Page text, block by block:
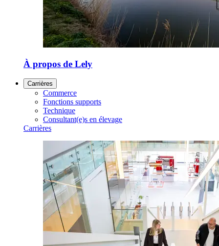
À propos de Lely
Carrières
Commerce
Fonctions supports
Technique
Consultant(e)s en élevage
Carrières